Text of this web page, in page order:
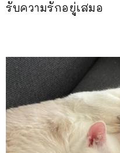
รับความรักอยู่เสมอ